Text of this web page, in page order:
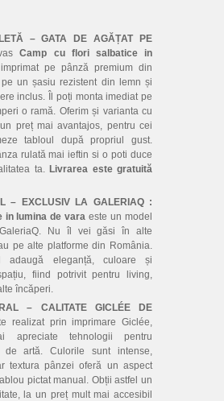
– GATA DE AGĂȚAT PE
Camp cu flori salbatice in
imprimat pe pânză premium din
un șasiu rezistent din lemn și
inclus. Îl poți monta imediat pe
o ramă. Oferim și varianta cu
preț mai avantajos, pentru cei
tabloul după propriul gust.
rulată mai ieftin si o poti duce
ta.Livrarea este gratuită
– EXCLUSIV LA GALERIAQ :
in lumina de vara este un model
Nu îl vei găsi în alte
pe alte platforme din România.
adaugă eleganță, culoare și
fiind potrivit pentru living,
încăperi.
– CALITATE GICLÉE DE
realizat prin imprimare Giclée,
tehnologii pentru
de artă. Culorile sunt intense,
textura pânzei oferă un aspect
pictat manual. Obții astfel un
la un preț mult mai accesibil